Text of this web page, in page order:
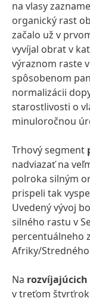
na vlasy
organický rast
začalo už v
vyvíjal obrat v
výraznom raste
spôsobenom
normalizácii
starostlivosti o
minuloročnou
Trhový segment
nadviazať na
polroka silným
prispeli tak
Uvedený vývoj
silného rastu v
percentuálneho
Afriky/
Na
v treťom